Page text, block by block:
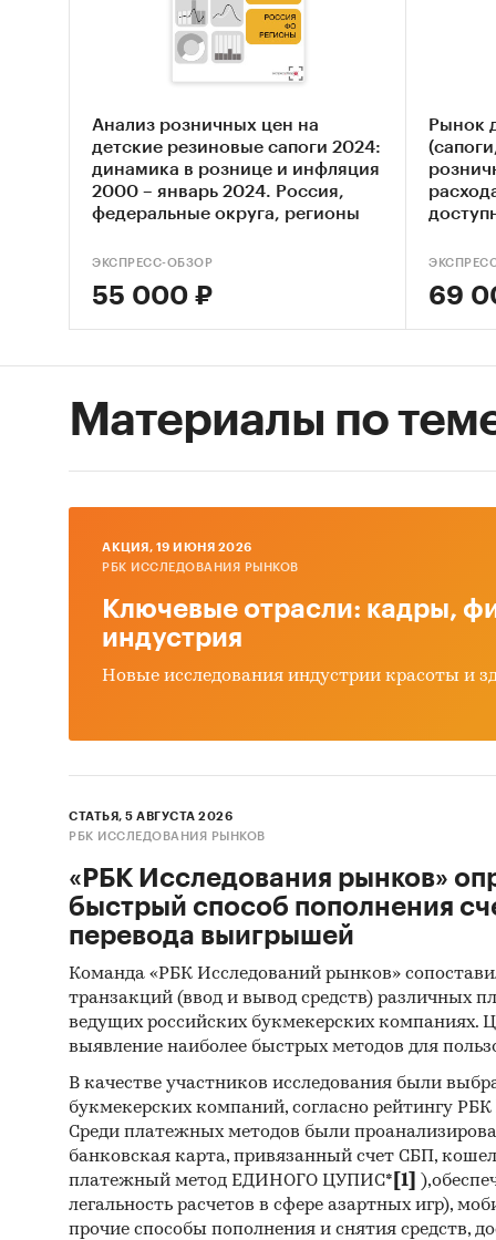
Тор-
и
2.
Анализ розничных цен на
детские резиновые сапоги 2024:
динамика в рознице и инфляция
2000 – январь 2024. Россия,
федеральные округа, регионы
ЭКСПРЕСС-ОБЗОР
55 000 ₽
Рынок
69
Материалы по
AКЦИЯ, 19 ИЮНЯ 2026
РБК ИССЛЕДОВАНИЯ РЫНКОВ
Ключевые отрасли: кадры,
индустрия
Новые исследования индустрии красоты и
СТАТЬЯ, 5 АВГУСТА 2026
РБК ИССЛЕДОВАНИЯ РЫНКОВ
«РБК Исследования рынков»
быстрый способ пополнения
перевода выигрышей
Команда «РБК Исследований рынков»
транзакций (ввод и вывод средств) различных
ведущих российских букмекерских компаниях.
выявление наиболее быстрых методов для
В качестве участников исследования были
букмекерских компаний, согласно рейтингу
Среди платежных методов были
банковская карта, привязанный счет СБП,
платежный метод ЕДИНОГО ЦУПИС* [1]
легальность расчетов в сфере азартных игр),
прочие способы пополнения и снятия средств,